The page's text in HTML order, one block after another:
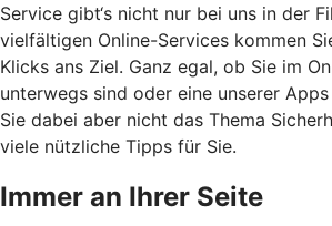
Service gibt‘s nicht nur bei uns in der
vielfältigen Online-Services kommen
Klicks ans Ziel. Ganz egal, ob Sie im
unterwegs sind oder eine unserer
Sie dabei aber nicht das Thema
viele nützliche Tipps für Sie.
Immer an Ihrer Seite